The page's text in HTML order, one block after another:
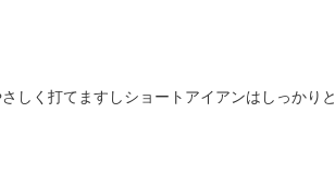
く打てますしショートアイアンはしっかりと